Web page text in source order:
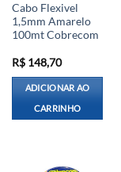
Cabo Flexivel
1,5mm Amarelo
100mt Cobrecom
R$148,70
ADICIONAR AO
CARRINHO